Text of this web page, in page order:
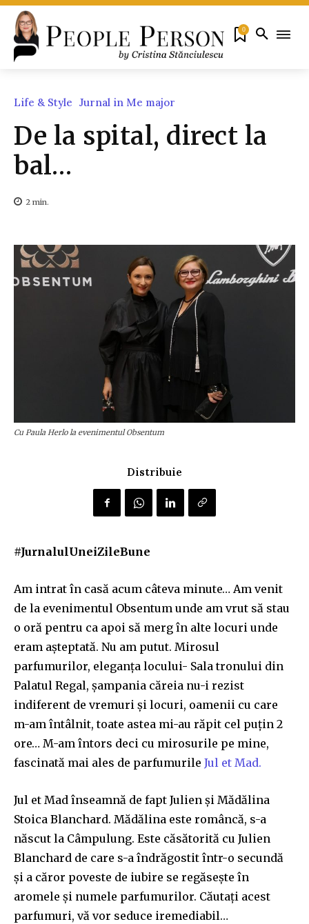
0
Life & Style Jurnal in Me major
De la spital, direct la
bal…
2 min.
Cu Paula Herlo la evenimentul Obsentum
Distribuie
#JurnalulUneiZileBune
Am intrat în casă acum câteva minute… Am venit
de la evenimentul Obsentum unde am vrut să stau
o oră pentru ca apoi să merg în alte locuri unde
eram așteptată. Nu am putut. Mirosul
parfumurilor, eleganța locului- Sala tronului din
Palatul Regal, șampania căreia nu-i rezist
indiferent de vremuri și locuri, oamenii cu care
m-am întâlnit, toate astea mi-au răpit cel puțin 2
ore… M-am întors deci cu mirosurile pe mine,
fascinată mai ales de parfumurile Jul et Mad.
Jul et Mad înseamnă de fapt Julien și Mădălina
Stoica Blanchard. Mădălina este româncă, s-a
născut la Câmpulung. Este căsătorită cu Julien
Blanchard de care s-a îndrăgostit într-o secundă
și a căror poveste de iubire se regăsește în
aromele și numele parfumurilor. Căutați acest
parfumuri, vă vor seduce iremediabil…